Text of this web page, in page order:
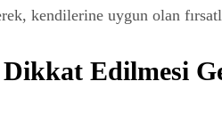
kendilerine uygun olan
Dikkat Edilmesi